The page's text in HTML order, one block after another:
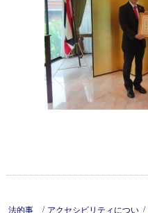
法的事 / アクセシビリティについ /